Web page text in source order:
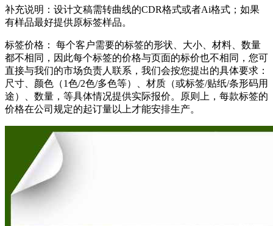
补充说明：设计文稿需转曲线的CDR格式或者Ai格式；如果
有样品最好提供原标签样品。
标签价格： 每个客户需要的标签的形状、大小、材料、数量
都不相同，因此每个标签的价格与页面的标价也不相同，您可
直接与我们的市场负责人联系，我们会按您提出的具体要求：
尺寸、颜色（1色/2色/多色等）、材质（或标签/贴纸/条形码用
途）、数量，等具体情况提供实际报价。原则上，每款标签的
价格在公司规定的起订量以上才能安排生产。